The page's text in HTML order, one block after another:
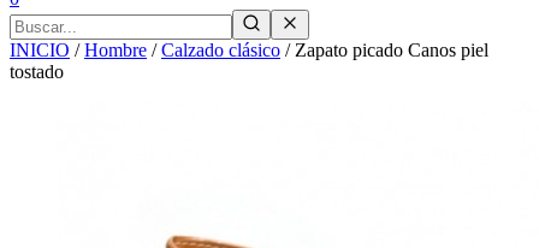
INICIO /Hombre /Calzado clásico / Zapato picado Canos piel
tostado